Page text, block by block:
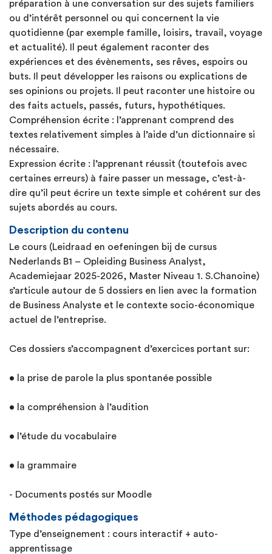
préparation à une conversation sur des sujets familiers
ou d’intérêt personnel ou qui concernent la vie
quotidienne (par exemple famille, loisirs, travail, voyage
et actualité). Il peut également raconter des
expériences et des évènements, ses rêves, espoirs ou
buts. Il peut développer les raisons ou explications de
ses opinions ou projets. Il peut raconter une histoire ou
des faits actuels, passés, futurs, hypothétiques.
Compréhension écrite : l’apprenant comprend des
textes relativement simples à l’aide d’un dictionnaire si
nécessaire.
Expression écrite : l’apprenant réussit (toutefois avec
certaines erreurs) à faire passer un message, c’est-à-
dire qu’il peut écrire un texte simple et cohérent sur des
sujets abordés au cours.
Description du contenu
Le cours (Leidraad en oefeningen bij de cursus
Nederlands B1 – Opleiding Business Analyst,
Academiejaar 2025-2026, Master Niveau 1. S.Chanoine)
s’articule autour de 5 dossiers en lien avec la formation
de Business Analyste et le contexte socio-économique
actuel de l’entreprise.
Ces dossiers s’accompagnent d’exercices portant sur:
• la prise de parole la plus spontanée possible
• la compréhension à l’audition
• l’étude du vocabulaire
• la grammaire
- Documents postés sur Moodle
Méthodes pédagogiques
Type d’enseignement : cours interactif + auto-
apprentissage